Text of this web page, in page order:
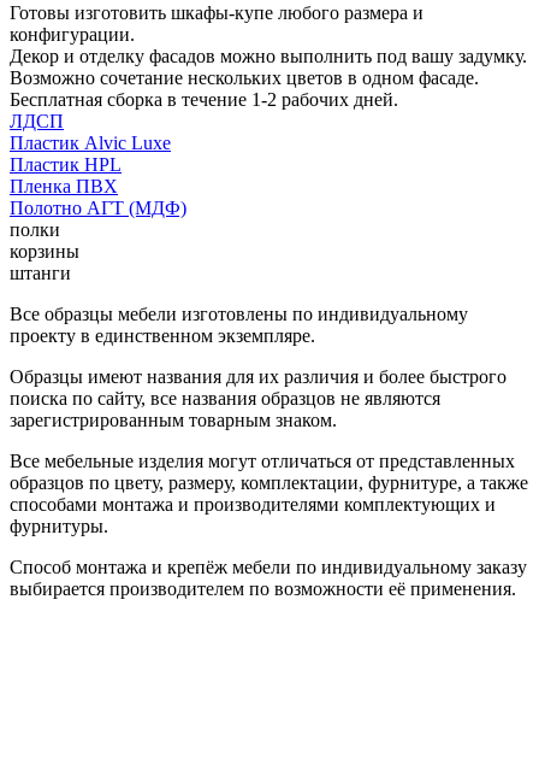
Готовы изготовить шкафы-купе любого размера и
конфигурации.
Декор и отделку фасадов можно выполнить под вашу задумку.
Возможно сочетание нескольких цветов в одном фасаде.
Бесплатная сборка в течение 1-2 рабочих дней.
ЛДСП
Пластик Alvic Luxe
Пластик HPL
Пленка ПВХ
Полотно АГТ (МДФ)
полки
корзины
штанги
Все образцы мебели изготовлены по индивидуальному
проекту в единственном экземпляре.
Образцы имеют названия для их различия и более быстрого
поиска по сайту, все названия образцов не являются
зарегистрированным товарным знаком.
Все мебельные изделия могут отличаться от представленных
образцов по цвету, размеру, комплектации, фурнитуре, а также
способами монтажа и производителями комплектующих и
фурнитуры.
Способ монтажа и крепёж мебели по индивидуальному заказу
выбирается производителем по возможности её применения.